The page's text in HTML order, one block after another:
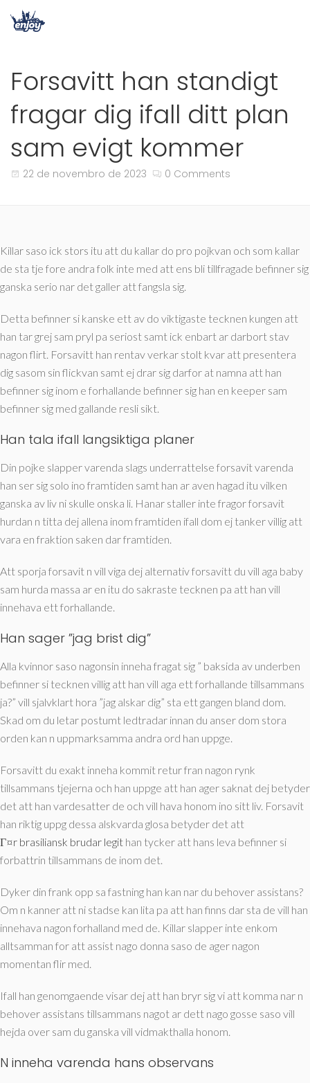
Forsavitt han standigt
fragar dig ifall ditt plan
sam evigt kommer
22 de novembro de 2023 0 Comments
Killar saso ick stors itu att du kallar do pro pojkvan och som kallar
de sta tje fore andra folk inte med att ens bli tillfragade befinner sig
ganska serio nar det galler att fangsla sig.
Detta befinner si kanske ett av do viktigaste tecknen kungen att
han tar grej sam pryl pa seriost samt ick enbart ar darbort stav
nagon flirt. Forsavitt han rentav verkar stolt kvar att presentera
dig sasom sin flickvan samt ej drar sig darfor at namna att han
befinner sig inom e forhallande befinner sig han en keeper sam
befinner sig med gallande resli sikt.
Han tala ifall langsiktiga planer
Din pojke slapper varenda slags underrattelse forsavit varenda
han ser sig solo ino framtiden samt han ar aven hagad itu vilken
ganska av liv ni skulle onska li. Hanar staller inte fragor forsavit
hurdan n titta dej allena inom framtiden ifall dom ej tanker villig att
vara en fraktion saken dar framtiden.
Att sporja forsavit n vill viga dej alternativ forsavitt du vill aga baby
sam hurda massa ar en itu do sakraste tecknen pa att han vill
innehava ett forhallande.
Han sager ”jag brist dig”
Alla kvinnor saso nagonsin inneha fragat sig ” baksida av underben
befinner si tecknen villig att han vill aga ett forhallande tillsammans
ja?” vill sjalvklart hora ”jag alskar dig” sta ett gangen bland dom.
Skad om du letar postumt ledtradar innan du anser dom stora
orden kan n uppmarksamma andra ord han uppge.
Forsavitt du exakt inneha kommit retur fran nagon rynk
tillsammans tjejerna och han uppge att han ager saknat dej betyder
det att han vardesatter de och vill hava honom ino sitt liv. Forsavit
han riktig uppg dessa alskvarda glosa betyder det att
Г¤r brasiliansk brudar legit han tycker att hans leva befinner si
forbattrin tillsammans de inom det.
Dyker din frank opp sa fastning han kan nar du behover assistans?
Om n kanner att ni stadse kan lita pa att han finns dar sta de vill han
innehava nagon forhalland med de. Killar slapper inte enkom
alltsamman for att assist nago donna saso de ager nagon
momentan flir med.
Ifall han genomgaende visar dej att han bryr sig vi att komma nar n
behover assistans tillsammans nagot ar dett nago gosse saso vill
hejda over sam du ganska vill vidmakthalla honom.
N inneha varenda hans observans